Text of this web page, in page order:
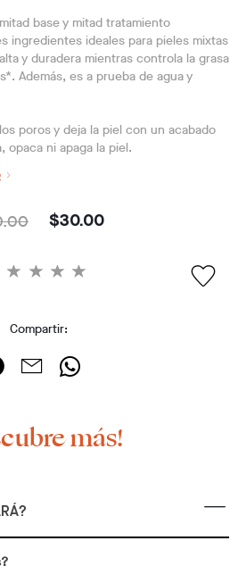
base y mitad tratamiento
ingredientes ideales para pieles mixtas
y duradera mientras controla la grasa
Además, es a prueba de agua y
poros y deja la piel con un acabado
opaca ni apaga la piel.
$30.00
Compartir:
más!